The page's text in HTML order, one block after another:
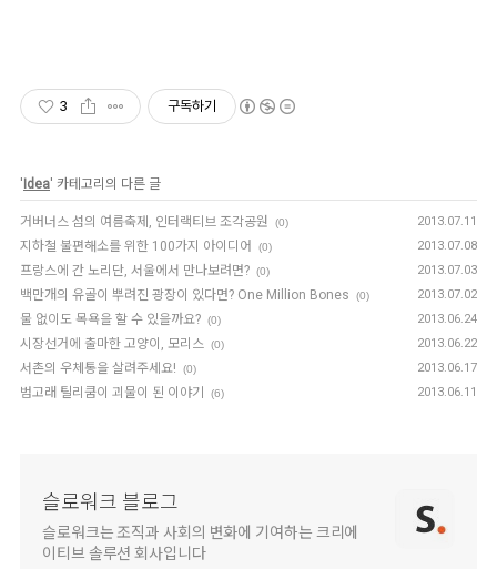
3 구독하기
' Idea' 카테고리의 다른 글
거버너스 섬의 여름축제, 인터랙티브 조각공원 (0) 2013.07.11
지하철 불편해소를 위한 100가지 아이디어 (0) 2013.07.08
프랑스에 간 노리단, 서울에서 만나보려면? (0) 2013.07.03
백만개의 유골이 뿌려진 광장이 있다면? One Million Bones (0) 2013.07.02
물 없이도 목욕을 할 수 있을까요? (0) 2013.06.24
시장선거에 출마한 고양이, 모리스 (0) 2013.06.22
서촌의 우체통을 살려주세요! (0) 2013.06.17
범고래 틸리쿰이 괴물이 된 이야기 (6) 2013.06.11
슬로워크 블로그
슬로워크는 조직과 사회의 변화에 기여하는 크리에
이티브 솔루션 회사입니다